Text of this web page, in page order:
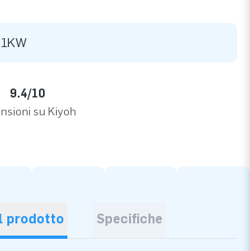
9.4/10
su Kiyoh
prodotto Specifiche